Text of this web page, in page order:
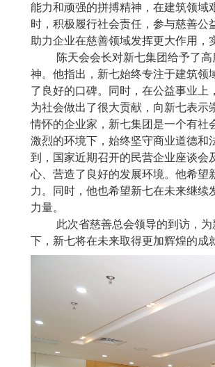
能力和顽强的拼搏精神，在建筑领域
时，积极履行社会责任，参与慈善公
助力企业在慈善领域发挥更大作用，
陈天会会长对新七集团给予了
神。他指出，新七始终专注于建筑领
了良好的口碑。同时，在公益事业上
为社会做出了很大贡献，向新七表
情怀的企业家，新七集团是一个有社
激烈的环境下，始终坚守商业道德和
到，国家近期召开的民营企业座谈会
心、营造了良好的发展环境。他希望
力。同时，他也希望新七在未来继
力量。
此次省慈善总会领导的到访，
下，新七将在未来取得更加辉煌的成